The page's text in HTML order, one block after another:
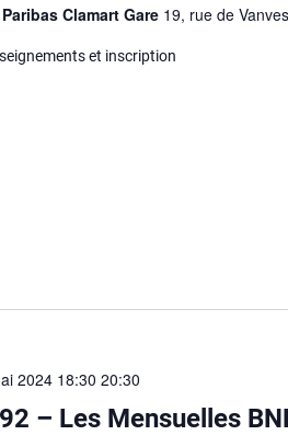
Paribas Clamart Gare 19, rue de
et inscription
2024 18:30 20:30
– Les Mensuelles